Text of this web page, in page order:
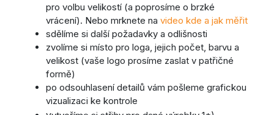
pro volbu velikostí (a poprosíme o brzké
vrácení). Nebo mrknete na video kde a jak měřit
sdělíme si další požadavky a odlišnosti
zvolíme si místo pro loga, jejich počet, barvu a
velikost (vaše logo prosíme zaslat v patřičné
formě)
po odsouhlasení detailů vám pošleme grafickou
vizualizaci ke kontrole